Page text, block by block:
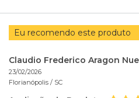
Eu recomendo este produto
23/02/2026
Florianópolis / SC